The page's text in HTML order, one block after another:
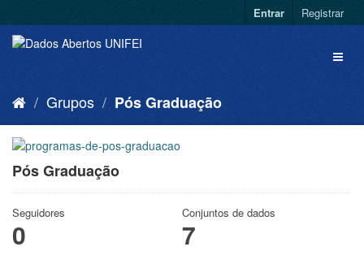
Entrar Registrar
Grupos Pós Graduação
Pós Graduação
Seguidores
0
Conjuntos de dados
7